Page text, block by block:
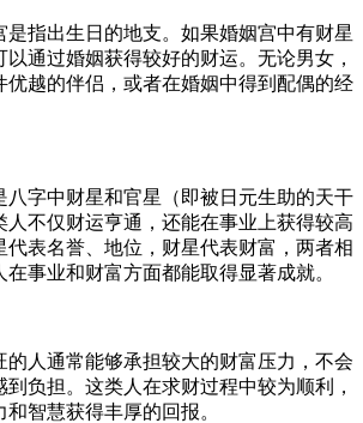
是指出生日的地支。如果婚姻宫中有财星
通过婚姻获得较好的财运。无论男女，
优越的伴侣，或者在婚姻中得到配偶的经
八字中财星和官星（即被日元生助的天干
人不仅财运亨通，还能在事业上获得较高
代表名誉、地位，财星代表财富，两者相
事业和财富方面都能取得显著成就。
的人通常能够承担较大的财富压力，不会
到负担。这类人在求财过程中较为顺利，
智慧获得丰厚的回报。